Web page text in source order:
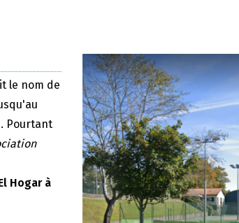
le nom de
Pourtant
Hogar à